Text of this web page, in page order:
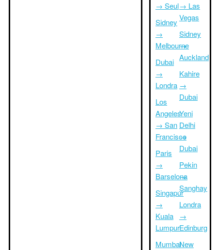
→ Seul
Sidney
→
Melbourne
Dubai
→
Londra
Los
Angeles
→ San
Francisco
Paris
→
Barselona
Singapur
→
Kuala
Lumpur
Mumbai
→ Las
Vegas
Sidney
→
Auckland
Kahire
→
Dubai
Yeni
Delhi
→
Dubai
Pekin
→
Şanghay
Londra
→
Edinburg
New